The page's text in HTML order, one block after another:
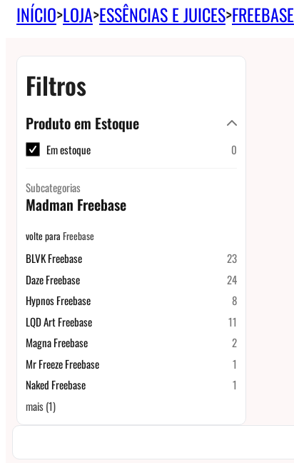
INÍCIO>LOJA>ESSÊNCIAS E JUICES>FREEBASE
Filtros
Produto em Estoque
Em estoque 0
Subcategorias
Madman Freebase
volte para Freebase
BLVK Freebase
23
Daze Freebase
24
Hypnos Freebase
8
LQD Art Freebase
11
Magna Freebase
2
Mr Freeze Freebase
1
Naked Freebase
1
mais(1)